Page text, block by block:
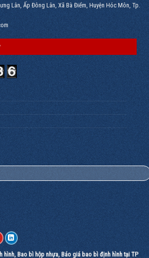
Lân, Ấp Đông Lân, Xã Bà Điểm, Huyện Hóc Môn, Tp.
hình, Bao bì hộp nhựa, Báo giá bao bì định hình tại TP